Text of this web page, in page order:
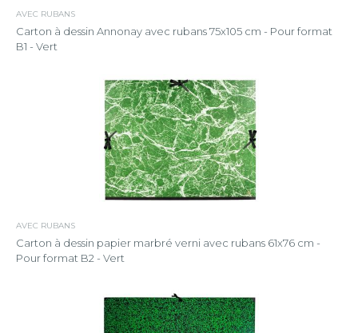
AVEC RUBANS
Carton à dessin Annonay avec rubans 75x105 cm - Pour format
B1 - Vert
AVEC RUBANS
Carton à dessin papier marbré verni avec rubans 61x76 cm -
Pour format B2 - Vert